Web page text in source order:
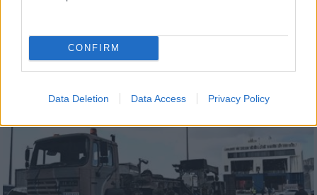
CONFIRM
Data Deletion Data Access Privacy Policy
άνθρωποι τραυματίστηκαν από τον πόλεμο